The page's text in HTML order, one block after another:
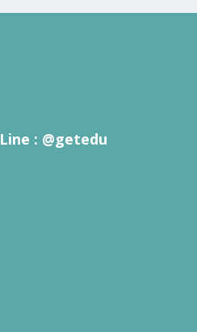
Line : @getedu